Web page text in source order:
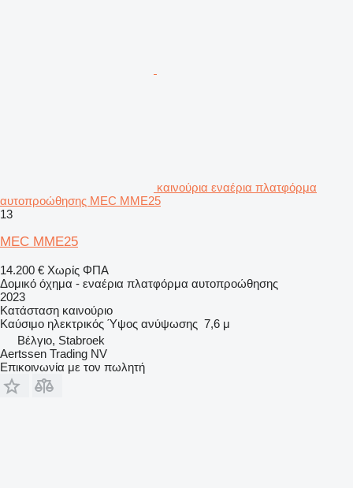
καινούρια εναέρια πλατφόρμα
αυτοπροώθησης MEC MME25
13
MEC MME25
14.200 € Χωρίς ΦΠΑ
Δομικό όχημα - εναέρια πλατφόρμα αυτοπροώθησης
2023
Κατάσταση καινούριο
Καύσιμο ηλεκτρικός Ύψος ανύψωσης 7,6 μ
Βέλγιο, Stabroek
Aertssen Trading NV
Επικοινωνία με τον πωλητή